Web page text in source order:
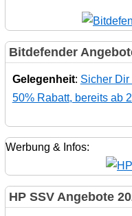
Bitdefender
Gelegenheit: Sicher Dir
50% Rabatt, bereits ab
Werbung & Infos:
HP SSV Angebote